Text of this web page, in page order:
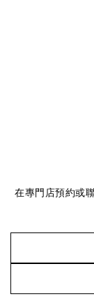
在專門店預約或